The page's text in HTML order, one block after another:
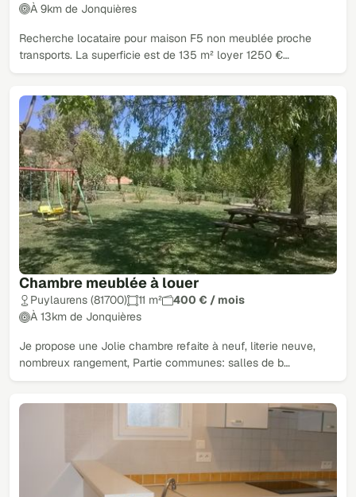
À 9km de Jonquières
Recherche locataire pour maison F5 non meublée proche
transports. La superficie est de 135 m² loyer 1250 €…
Chambre meublée à louer
Puylaurens (81700) 11 m²
400 € / mois
À 13km de Jonquières
Je propose une Jolie chambre refaite à neuf, literie neuve,
nombreux rangement, Partie communes: salles de b…